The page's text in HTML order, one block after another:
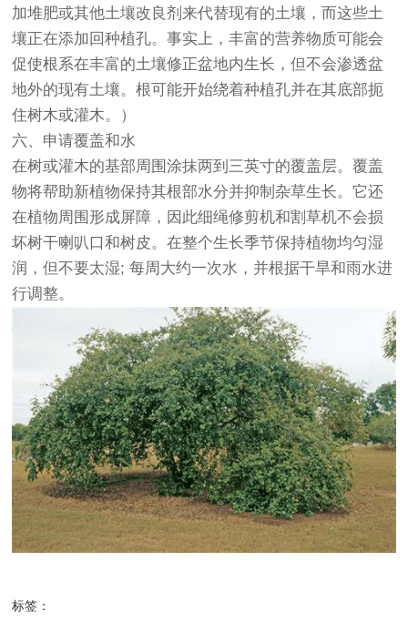
加堆肥或其他土壤改良剂来代替现有的土壤，而这些土
壤正在添加回种植孔。事实上，丰富的营养物质可能会
促使根系在丰富的土壤修正盆地内生长，但不会渗透盆
地外的现有土壤。根可能开始绕着种植孔并在其底部扼
住树木或灌木。）
六、申请覆盖和水
在树或灌木的基部周围涂抹两到三英寸的覆盖层。覆盖
物将帮助新植物保持其根部水分并抑制杂草生长。它还
在植物周围形成屏障，因此细绳修剪机和割草机不会损
坏树干喇叭口和树皮。在整个生长季节保持植物均匀湿
润，但不要太湿; 每周大约一次水，并根据干旱和雨水进
行调整。
标签：